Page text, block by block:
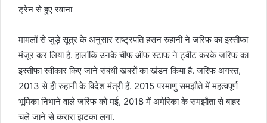
ट्रेन से हुए रवाना
मामलों से जुड़े सूत्र के अनुसार राष्ट्रपति हसन रुहानी ने जरिफ का इस्तीफा
मंजूर कर लिया है. हालांकि उनके चीफ ऑफ स्टाफ ने ट्वीट करके जरिफ का
इस्तीफा स्वीकार किए जाने संबंधी खबरों का खंडन किया है. जरिफ अगस्त,
2013 से ही रुहानी के विदेश मंत्री हैं. 2015 परमाणु समझौते में महत्वपूर्ण
भूमिका निभाने वाले जरिफ को मई, 2018 में अमेरिका के समझौता से बाहर
चले जाने से करारा झटका लगा.